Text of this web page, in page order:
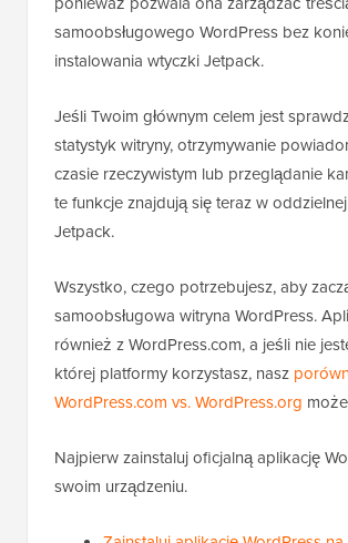
samoobsługowego WordPress bez
instalowania wtyczki Jetpack.
Jeśli Twoim głównym celem jest
statystyk witryny, otrzymywanie
czasie rzeczywistym lub przeglądanie
te funkcje znajdują się teraz w
Jetpack.
Wszystko, czego potrzebujesz, aby
samoobsługowa witryna WordPress.
również z WordPress.com, a jeśli nie
której platformy korzystasz, nasz
WordPress.com vs. WordPress.org
Najpierw zainstaluj oficjalną aplikację
swoim urządzeniu.